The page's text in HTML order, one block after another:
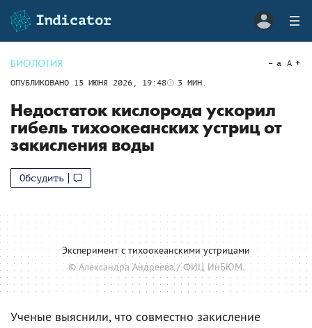
БИОЛОГИЯ
ОПУБЛИКОВАНО 15 ИЮНЯ 2026, 19:48 3 МИН.
a A
Недостаток кислорода ускорил
гибель тихоокеанских устриц от
закисления воды
Обсудить
Эксперимент с тихоокеанскими устрицами
© Александра Андреева / ФИЦ ИнБЮМ.
Ученые выяснили, что совместно закисление